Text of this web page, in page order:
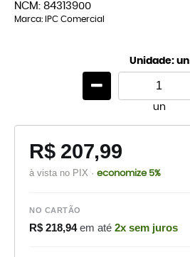
NCM: 84313900
Marca: IPC Comercial
Unidade: un
un
R$ 207,99
à vista no PIX · economize 5%
NO CARTÃO
R$ 218,94em até 2x sem juros